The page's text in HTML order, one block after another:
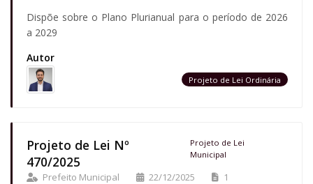
Dispõe sobre o Plano Plurianual para o período de 2026
a 2029
Autor
Projeto de Lei Ordinária
Projeto de Lei Nº
470/2025
Projeto de Lei
Municipal
Prefeito Municipal 22/12/2025 1